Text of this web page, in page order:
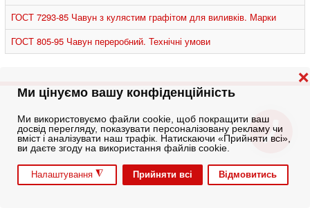
Ми цінуємо вашу конфіденційність
Ми використовуємо файли cookie, щоб покращити ваш
досвід перегляду, показувати персоналізовану рекламу чи
вміст і аналізувати наш трафік. Натискаючи «Прийняти всі»,
ви даєте згоду на використання файлів cookie.
Налаштування ◮ Прийняти всі Відмовитись
❌
ГОСТ 7293-85 Чавун з кулястим графітом для виливків. Марки
ГОСТ 805-95 Чавун переробний. Технічні умови